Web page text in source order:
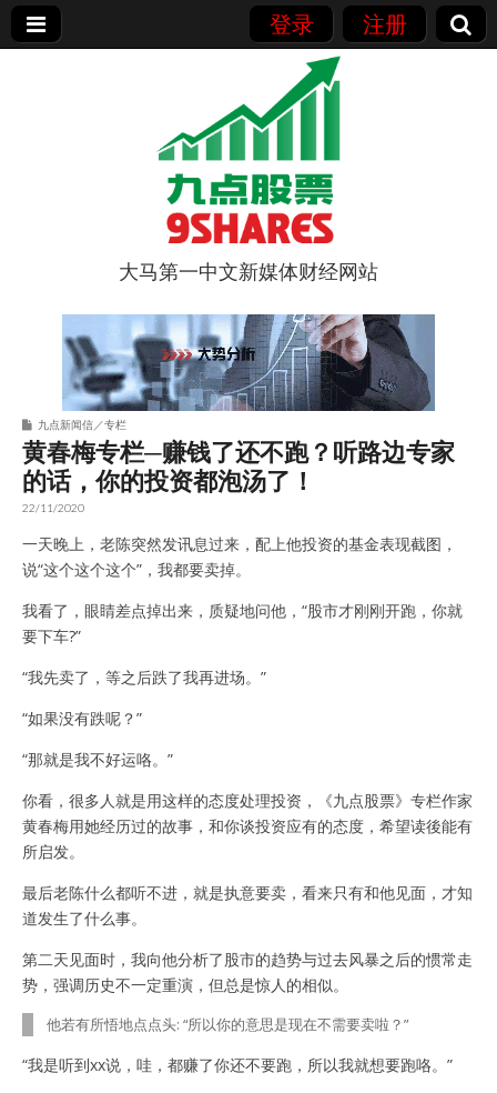
登录 注册
9点股票
大马第一中文新媒体财经网站
九点新闻信／专栏
黄春梅专栏─赚钱了还不跑？听路边专家
的话，你的投资都泡汤了！
22/11/2020
一天晚上，老陈突然发讯息过来，配上他投资的基金表现截图，
说“这个这个这个”，我都要卖掉。
我看了，眼睛差点掉出来，质疑地问他，“股市才刚刚开跑，你就
要下车?”
“我先卖了，等之后跌了我再进场。”
“如果没有跌呢？”
“那就是我不好运咯。”
你看，很多人就是用这样的态度处理投资，《九点股票》专栏作家
黄春梅用她经历过的故事，和你谈投资应有的态度，希望读後能有
所启发。
最后老陈什么都听不进，就是执意要卖，看来只有和他见面，才知
道发生了什么事。
第二天见面时，我向他分析了股市的趋势与过去风暴之后的惯常走
势，强调历史不一定重演，但总是惊人的相似。
他若有所悟地点点头: “所以你的意思是现在不需要卖啦？”
“我是听到xx说，哇，都赚了你还不要跑，所以我就想要跑咯。”